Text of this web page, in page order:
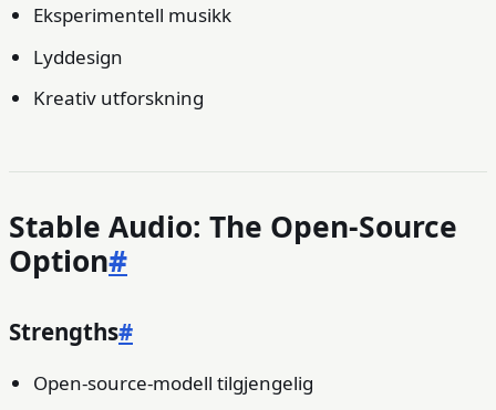
Eksperimentell musikk
Lyddesign
Kreativ utforskning
Stable Audio: The Open-Source
Option#
Strengths#
Open-source-modell tilgjengelig